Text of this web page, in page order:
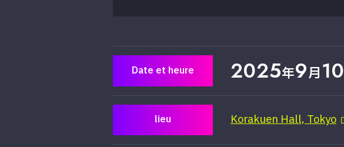
Date et heure 2025年9月10
lieu Korakuen Hall, Tokyo